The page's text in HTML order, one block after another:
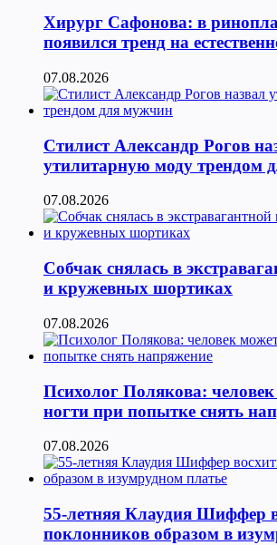
Хирург Сафонова: в
появился тренд на
07.08.2026
Стилист Александр Рогов
утилитарную моду трендом
07.08.2026
Собчак снялась в
и кружевных шортиках
07.08.2026
Психолог Полякова:
ногти при попытке снять
07.08.2026
55-летняя Клаудия Шиффер
поклонников образом в